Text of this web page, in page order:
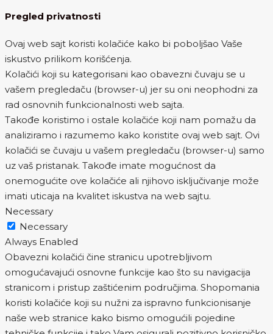
Pregled privatnosti
Ovaj web sajt koristi kolačiće kako bi poboljšao Vaše
iskustvo prilikom korišćenja.
Kolačići koji su kategorisani kao obavezni čuvaju se u
vašem pregledaču (browser-u) jer su oni neophodni za
rad osnovnih funkcionalnosti web sajta.
Takođe koristimo i ostale kolačiće koji nam pomažu da
analiziramo i razumemo kako koristite ovaj web sajt. Ovi
kolačići se čuvaju u vašem pregledaču (browser-u) samo
uz vaš pristanak. Takođe imate mogućnost da
onemogućite ove kolačiće ali njihovo isključivanje može
imati uticaja na kvalitet iskustva na web sajtu.
Necessary
Necessary
Always Enabled
Obavezni kolačići čine stranicu upotrebljivom
omogućavajući osnovne funkcije kao što su navigacija
stranicom i pristup zaštićenim područjima. Shopomania
koristi kolačiće koji su nužni za ispravno funkcionisanje
naše web stranice kako bismo omogućili pojedine